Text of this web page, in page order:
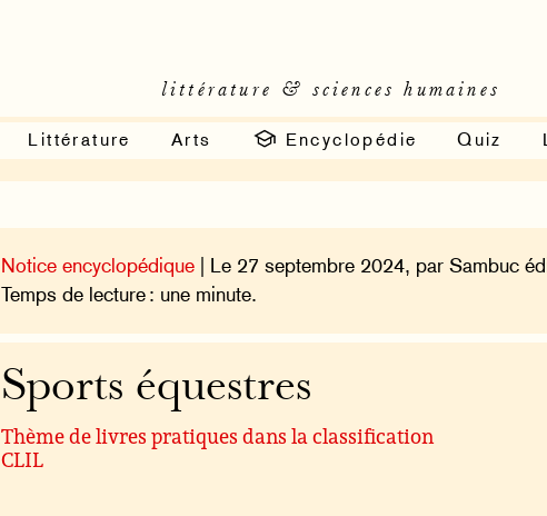
littérature & sciences humaines
Littérature Arts Encyclopédie Quiz
Notice encyclopédique | Le 27 septembre 2024, par Sambuc
Temps de lecture : une minute.
Sports équestres
Thème de livres pratiques dans la classification
CLIL